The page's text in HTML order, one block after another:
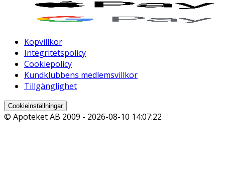
Köpvillkor
Integritetspolicy
Cookiepolicy
Kundklubbens medlemsvillkor
Tillgänglighet
Cookieinställningar
© Apoteket AB 2009 - 2026-08-10 14:07:22